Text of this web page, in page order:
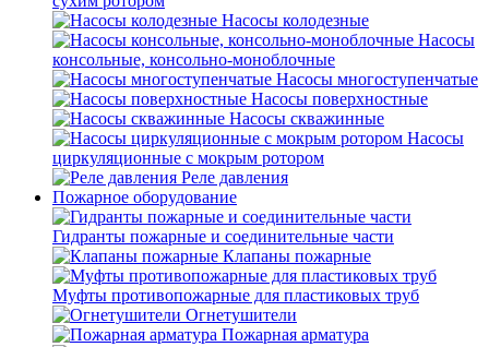
Насосы колодезные
Насосы
консольные, консольно-моноблочные
Насосы многоступенчатые
Насосы поверхностные
Насосы скважинные
Насосы
циркуляционные с мокрым ротором
Реле давления
Пожарное оборудование
Гидранты пожарные и соединительные части
Клапаны пожарные
Муфты противопожарные для пластиковых труб
Огнетушители
Пожарная арматура